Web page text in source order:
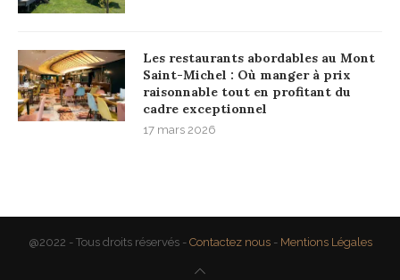
Les restaurants abordables au Mont
Saint-Michel : Où manger à prix
raisonnable tout en profitant du
cadre exceptionnel
17 mars 2026
@2022 - Tous droits réservés - Contactez nous- Mentions Légales